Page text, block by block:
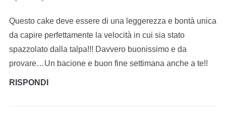
Questo cake deve essere di una leggerezza e bontà unica
da capire perfettamente la velocità in cui sia stato
spazzolato dalla talpa!!! Davvero buonissimo e da
provare…Un bacione e buon fine settimana anche a te!!
RISPONDI